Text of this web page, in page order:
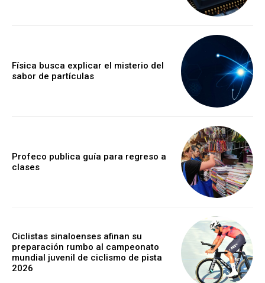
Física busca explicar el misterio del
sabor de partículas
Profeco publica guía para regreso a
clases
Ciclistas sinaloenses afinan su
preparación rumbo al campeonato
mundial juvenil de ciclismo de pista
2026